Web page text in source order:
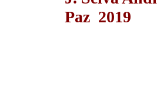
Paz 2019